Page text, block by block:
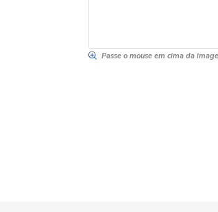
Passe o mouse em cima da